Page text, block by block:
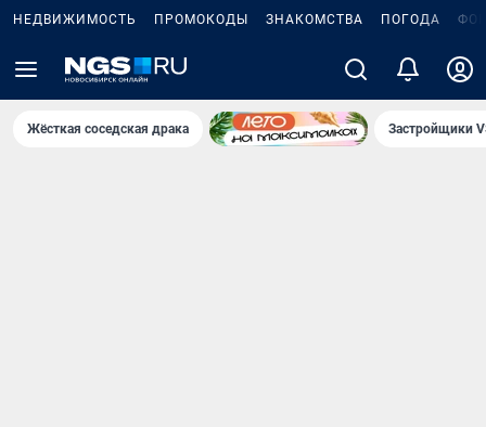
НЕДВИЖИМОСТЬ ПРОМОКОДЫ ЗНАКОМСТВА ПОГОДА
Жёсткая соседская драка Застройщики